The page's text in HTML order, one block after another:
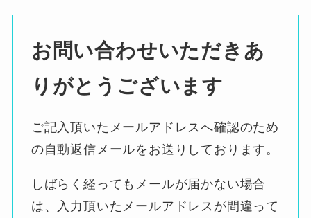
お問い合わせいただきあ
りがとうございます
ご記入頂いたメールアドレスへ確認のため
の自動返信メールをお送りしております。
しばらく経ってもメールが届かない場合
は、入力頂いたメールアドレスが間違って